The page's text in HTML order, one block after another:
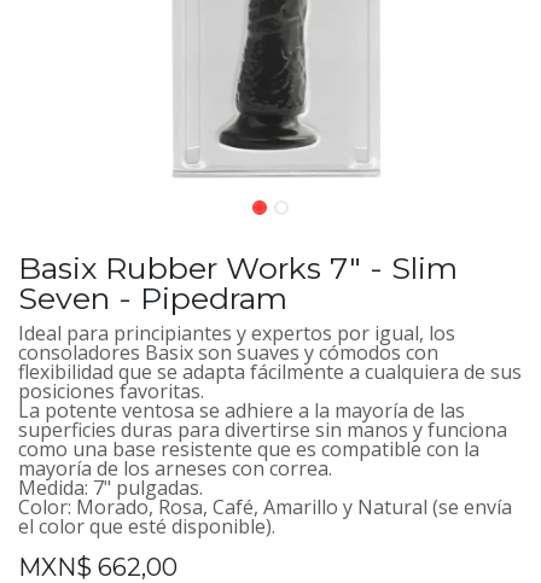
Basix Rubber Works 7" - Slim
Seven - Pipedram
Ideal para principiantes y expertos por igual, los
consoladores Basix son suaves y cómodos con
flexibilidad que se adapta fácilmente a cualquiera de sus
posiciones favoritas.
La potente ventosa se adhiere a la mayoría de las
superficies duras para divertirse sin manos y funciona
como una base resistente que es compatible con la
mayoría de los arneses con correa.
Medida: 7" pulgadas.
Color: Morado, Rosa, Café, Amarillo y Natural (se envía
el color que esté disponible).
MXN$ 662,00